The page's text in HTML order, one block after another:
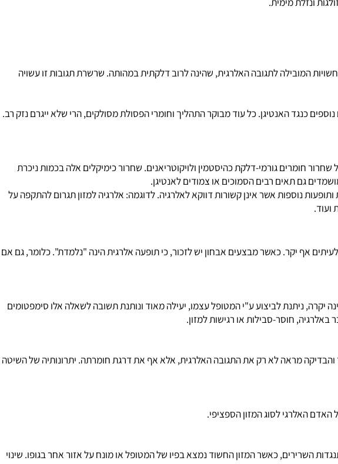
ונזלת מימית.
המובילה לתגובה האלרגית, שהינה לרוב דלקתית במהותה. שרשרת תגובות זו עשויה
האנטיגן. כל עוד מבוקר התהליך וחומרי הפסולת מסולקים, הרי שלא ייגרם נזק רב.
חומרים גורמי-דלקת כהיסטמין ולויקוטריאנים. שחרור כימיקלים אלה בכמות ניכרת
גם תאים רבים הסמוכים או צמודים לאנטיגן.
אשר אינן קשורות דווקא לאלרגיה. לדוגמה: אלרגיה למזון תגרום להתקפה על
מראה לא רק את התגובה האלרגית, אלא אף את דרגת חומרתה. יתרונותיה של השיטה